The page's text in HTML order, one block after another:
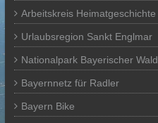
Arbeitskreis Heimatgeschichte
Urlaubsregion Sankt Englmar
Nationalpark Bayerischer Wald
Bayernnetz für Radler
Bayern Bike